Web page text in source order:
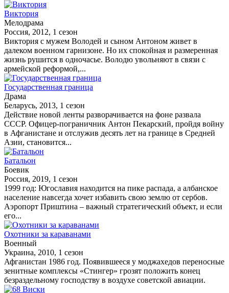
Виктория
Мелодрама
Россия, 2012, 1 сезон
Виктория с мужем Володей и сыном Антоном живет в
далеком военном гарнизоне. Но их спокойная и размеренная
жизнь рушится в одночасье. Володю увольняют в связи с
армейской реформой,...
Государственная граница
Драма
Беларусь, 2013, 1 сезон
Действие новой ленты разворачивается на фоне развала
СССР. Офицер-пограничник Антон Пекарский, пройдя войну
в Афганистане и отслужив десять лет на границе в Средней
Азии, становится...
Батальон
Боевик
Россия, 2019, 1 сезон
1999 год: Югославия находится на пике распада, а албанское
население навсегда хочет избавить свою землю от сербов.
Аэропорт Приштина – важный стратегический объект, и если
его...
Охотники за караванами
Военный
Украина, 2010, 1 сезон
Афганистан 1986 год. Появившееся у моджахедов переносные
зенитные комплексы «Стингер» грозят положить конец
безраздельному господству в воздухе советской авиации.